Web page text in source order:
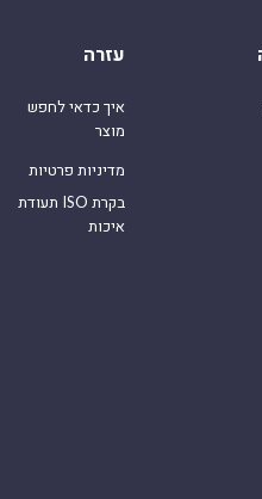
עזרה
איך כדאי לחפש
מוצר
מדיניות פרטיות
תעודת ISO בקרת
איכות